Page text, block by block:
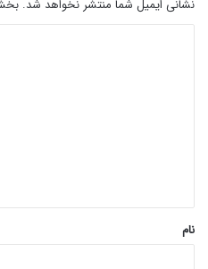
نشانی ایمیل شما منتشر نخواهد شد.
نام